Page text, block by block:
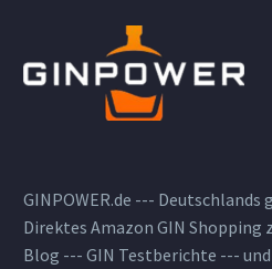
GINPOWER.de --- Deutschlands
Direktes Amazon GIN Shopping
Blog --- GIN Testberichte ---